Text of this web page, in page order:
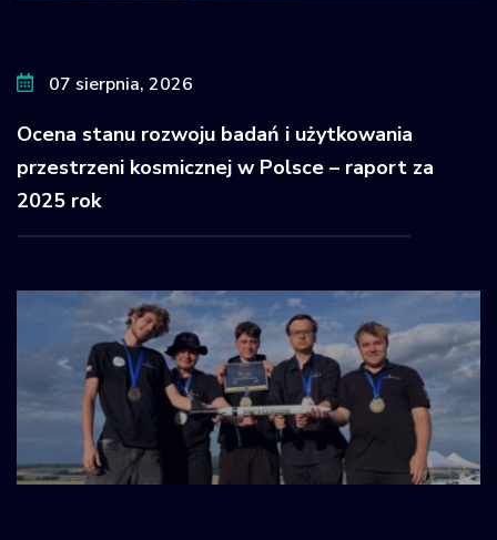
07 sierpnia, 2026
Ocena stanu rozwoju badań i użytkowania
przestrzeni kosmicznej w Polsce – raport za
2025 rok